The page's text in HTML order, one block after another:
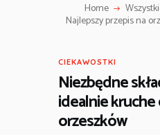
Home
Najlepszy przepis na
CIEKAWOSTKI
Niezbędne
idealnie
orzeszków